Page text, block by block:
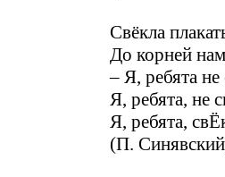
Свёкла
До корней
– Я, ребята не
Я, ребята, не
Я, ребята,
(П.